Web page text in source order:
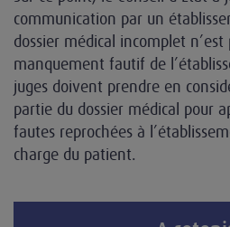
communication par un
dossier médical incomplet
manquement fautif de
juges doivent prendre en
partie du dossier médical pour
fautes reprochées à
charge du patient.